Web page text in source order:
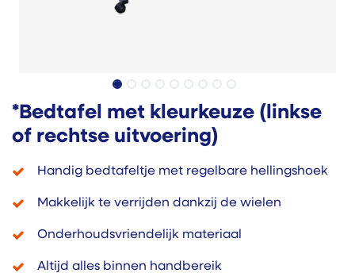
*Bedtafel met kleurkeuze (linkse
of rechtse uitvoering)
Handig bedtafeltje met regelbare hellingshoek
Makkelijk te verrijden dankzij de wielen
Onderhoudsvriendelijk materiaal
Altijd alles binnen handbereik